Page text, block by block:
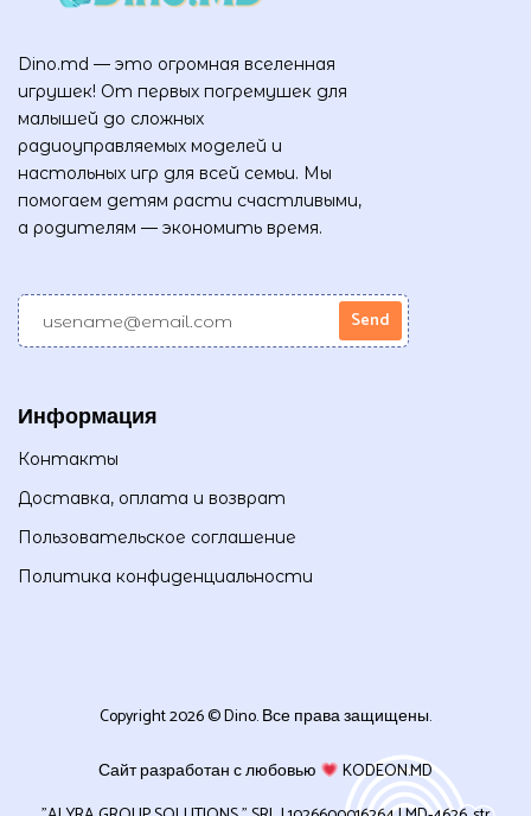
Dino.md — это огромная вселенная
игрушек! От первых погремушек для
малышей до сложных
радиоуправляемых моделей и
настольных игр для всей семьи. Мы
помогаем детям расти счастливыми,
а родителям — экономить время.
Информация
Контакты
Доставка, оплата и возврат
Пользовательское соглашение
Политика конфиденциальности
Copyright 2026 © Dino. Все права защищены.
Сайт разработан с любовью
KODEON.MD